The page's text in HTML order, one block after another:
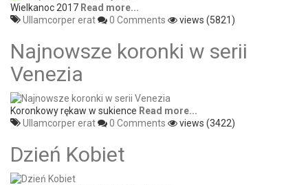
Wielkanoc 2017 Read more...
Ullamcorper erat
0 Comments views (5821)
Najnowsze koronki w serii
Venezia
Koronkowy rękaw w sukience Read more...
Ullamcorper erat
0 Comments views (3422)
Dzień Kobiet